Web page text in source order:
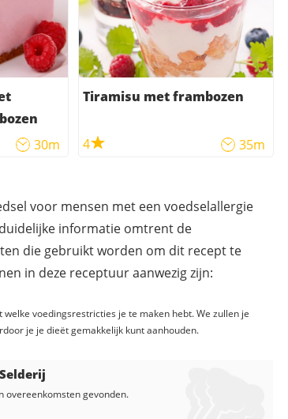
30m
Tiramisu met frambozen
4
35m
voor mensen met een voedselallergie
informatie omtrent de
die gebruikt worden om dit recept te
in deze receptuur aanwezig zijn:
voedingsrestricties je te maken hebt. We zullen je
je je dieët gemakkelijk kunt aanhouden.
Selderij
overeenkomsten gevonden.